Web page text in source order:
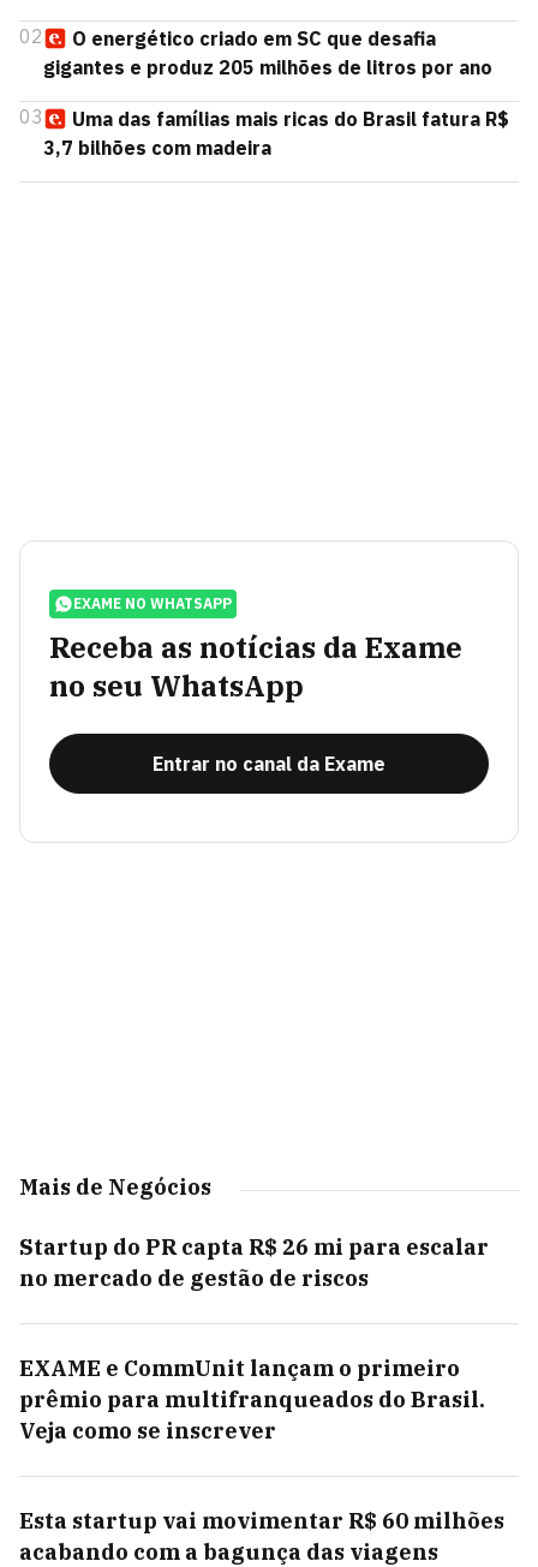
02
O energético criado em SC que desafia
gigantes e produz 205 milhões de litros por ano
03
Uma das famílias mais ricas do Brasil fatura R$
3,7 bilhões com madeira
EXAME NO WHATSAPP
Receba as notícias da Exame
no seu WhatsApp
Entrar no canal da Exame
Mais de Negócios
Startup do PR capta R$ 26 mi para escalar
no mercado de gestão de riscos
EXAME e CommUnit lançam o primeiro
prêmio para multifranqueados do Brasil.
Veja como se inscrever
Esta startup vai movimentar R$ 60 milhões
acabando com a bagunça das viagens